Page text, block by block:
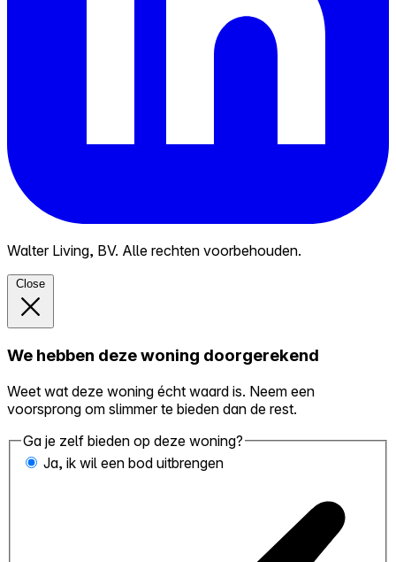
Walter Living, BV. Alle rechten voorbehouden.
Close
We hebben deze woning doorgerekend
Weet wat deze woning écht waard is. Neem een
voorsprong om slimmer te bieden dan de rest.
Ga je zelf bieden op deze woning?
Ja, ik wil een bod uitbrengen